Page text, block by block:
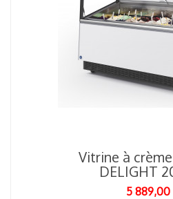
Vitrine à
DELIGHT
5 889,00